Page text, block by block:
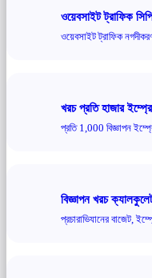
ওয়েবসাইট ট্রাফিক
ওয়েবসাইট ট্রাফিক
খরচ প্রতি হাজার
প্রতি 1,000 বিজ্ঞাপন
বিজ্ঞাপন খরচ
প্রচারাভিযানের বাজেট,